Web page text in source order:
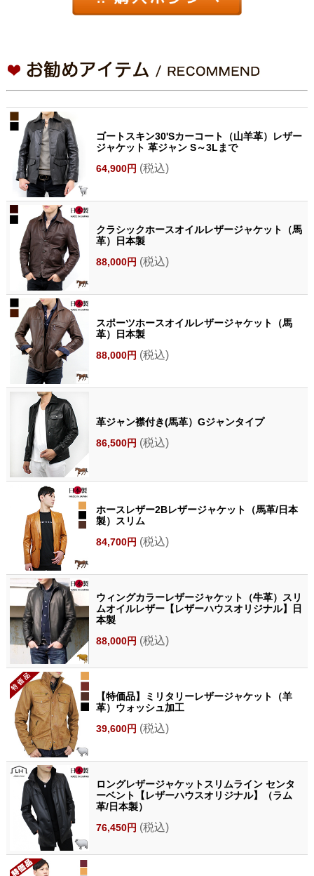
ゴートスキン30'Sカーコート（山羊革）レザー
ジャケット 革ジャン S～3Lまで
64,900円 (税込)
クラシックホースオイルレザージャケット（馬
革）日本製
88,000円 (税込)
スポーツホースオイルレザージャケット（馬
革）日本製
88,000円 (税込)
革ジャン襟付き(馬革）Gジャンタイプ
86,500円 (税込)
ホースレザー2Bレザージャケット（馬革/日本
製）スリム
84,700円 (税込)
ウィングカラーレザージャケット（牛革）スリ
ムオイルレザー【レザーハウスオリジナル】日
本製
88,000円 (税込)
【特価品】ミリタリーレザージャケット（羊
革）ウォッシュ加工
39,600円 (税込)
ロングレザージャケットスリムライン センタ
ーベント【レザーハウスオリジナル】（ラム
革/日本製）
76,450円 (税込)